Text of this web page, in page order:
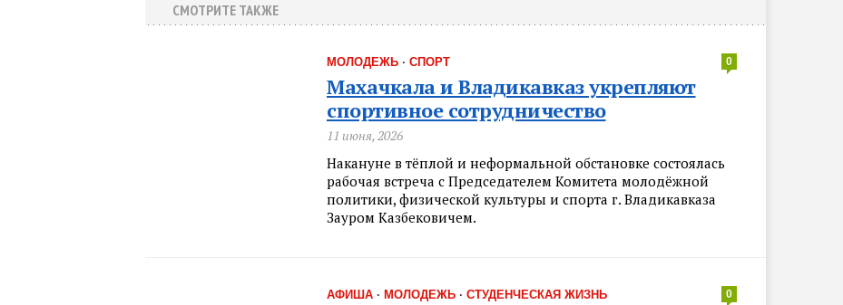
СМОТРИТЕ ТАКЖЕ
МОЛОДЕЖЬ · СПОРТ 0
Махачкала и Владикавказ укрепляют
спортивное сотрудничество
11 июня, 2026
Накануне в тёплой и неформальной обстановке состоялась
рабочая встреча с Председателем Комитета молодёжной
политики, физической культуры и спорта г. Владикавказа
Зауром Казбековичем.
АФИША · МОЛОДЕЖЬ · СТУДЕНЧЕСКАЯ ЖИЗНЬ 0